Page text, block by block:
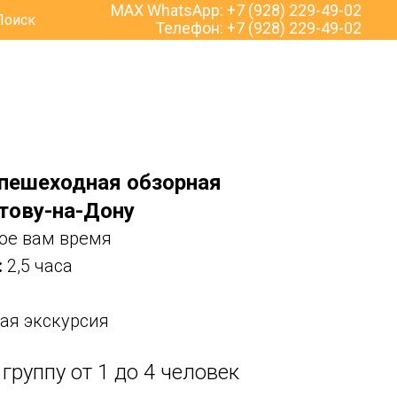
MAX WhatsApp: +7 (928) 229-49-02
Телефон: +7 (928) 229-49-02
обзорная
на-Дону
вам время
2,5 часа
экскурсия
от 1 до 4 человек